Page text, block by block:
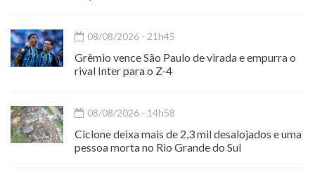
08/08/2026 - 21h45
Grêmio vence São Paulo de virada e empurra o
rival Inter para o Z-4
08/08/2026 - 14h58
Ciclone deixa mais de 2,3 mil desalojados e uma
pessoa morta no Rio Grande do Sul